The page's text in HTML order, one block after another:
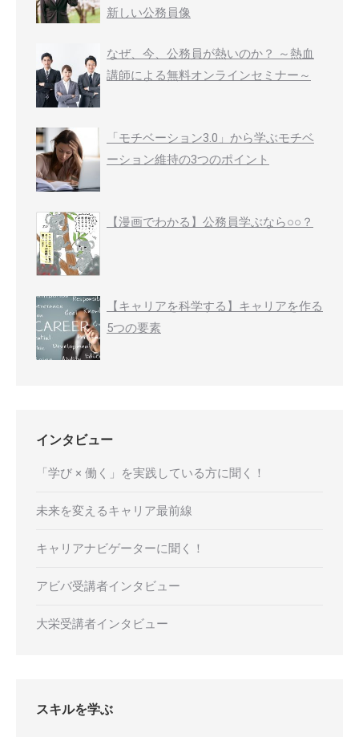
新しい公務員像
なぜ、今、公務員が熱いのか？ ～熱血
講師による無料オンラインセミナー～
「モチベーション3.0」から学ぶモチベ
ーション維持の3つのポイント
【漫画でわかる】公務員学ぶなら○○？
【キャリアを科学する】キャリアを作る
5つの要素
インタビュー
「学び × 働く」を実践している方に聞く！
未来を変えるキャリア最前線
キャリアナビゲーターに聞く！
アビバ受講者インタビュー
大栄受講者インタビュー
スキルを学ぶ